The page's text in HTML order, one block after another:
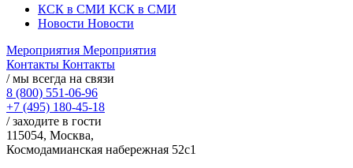
КСК в СМИ КСК в СМИ
Новости Новости
Мероприятия Мероприятия
Контакты Контакты
/ мы всегда на связи
8 (800) 551-06-96
+7 (495) 180-45-18
/ заходите в гости
115054, Москва,
Космодамианская набережная 52с1